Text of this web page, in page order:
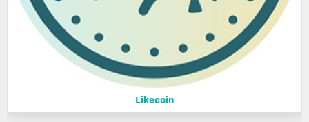
Likecoin